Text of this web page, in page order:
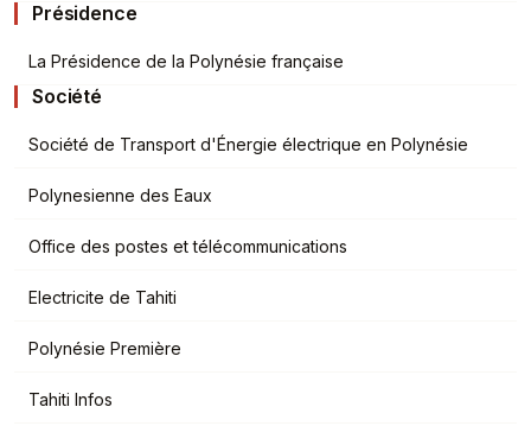
Présidence
La Présidence de la Polynésie française
Société
Société de Transport d'Énergie électrique en Polynésie
Polynesienne des Eaux
Office des postes et télécommunications
Electricite de Tahiti
Polynésie Première
Tahiti Infos